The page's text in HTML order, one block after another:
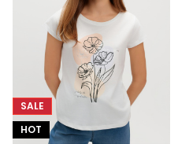
SALE
HOT